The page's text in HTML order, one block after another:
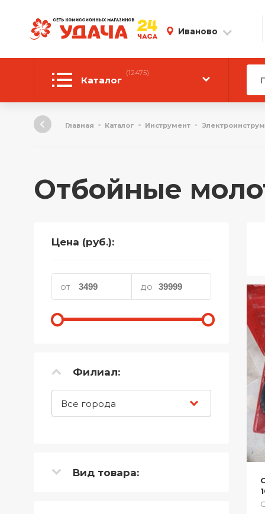
Иваново
Каталог
(12475)
Автотовары
Компьютерная техника
ТВ и Видео
Телефоны
Товары для дома
Фото и видеотехника
Акционные товары
Главная Каталог Инструмент
Отбойные
Цена (руб.):
от до
Филиал:
Все города
Вид товара: